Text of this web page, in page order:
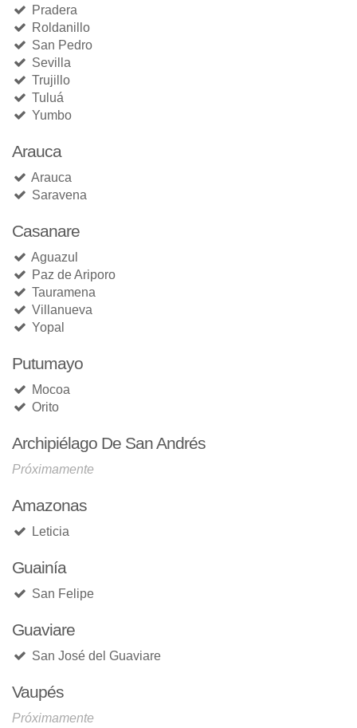
Pradera
Roldanillo
San Pedro
Sevilla
Trujillo
Tuluá
Yumbo
Arauca
Arauca
Saravena
Casanare
Aguazul
Paz de Ariporo
Tauramena
Villanueva
Yopal
Putumayo
Mocoa
Orito
Archipiélago De San Andrés
Próximamente
Amazonas
Leticia
Guainía
San Felipe
Guaviare
San José del Guaviare
Vaupés
Próximamente